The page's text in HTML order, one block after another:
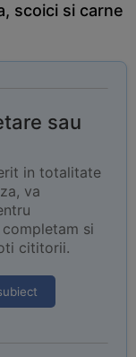
scoici si carne
sau
in totalitate
va
si
cititorii.